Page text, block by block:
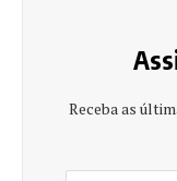
Receba as